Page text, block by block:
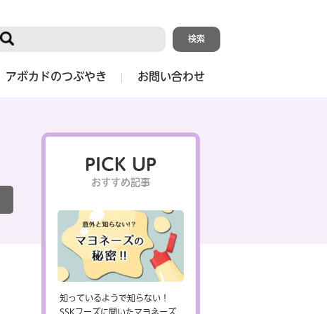
アボカドのつぶやき お問い合わせ
PICK UP
おすすめ記事
知っているようで知らない！
SSKフーズに聞いたマヨネーズ